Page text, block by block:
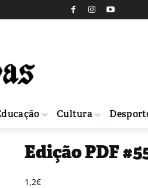
Cultura
Edição PDF
1,2€